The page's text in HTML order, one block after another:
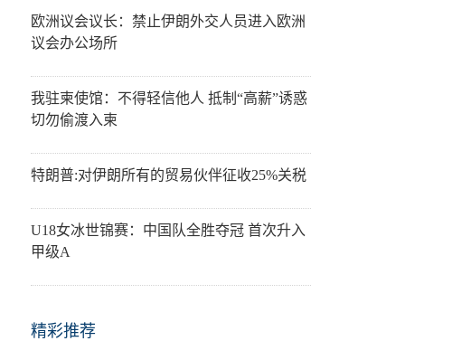
欧洲议会议长：禁止伊朗外交人员进入欧洲
议会办公场所
我驻柬使馆：不得轻信他人 抵制“高薪”诱惑
切勿偷渡入柬
特朗普:对伊朗所有的贸易伙伴征收25%关税
U18女冰世锦赛：中国队全胜夺冠 首次升入
甲级A
精彩推荐